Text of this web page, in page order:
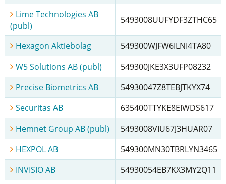
Lime Technologies AB
(publ)
5493008UUFYDF3ZTHC65
Hexagon Aktiebolag
549300WJFW6ILNI4TA80
W5 Solutions AB (publ)
549300JKE3X3UFP08232
Precise Biometrics AB
54930047Z8TEBJTKYX74
Securitas AB
635400TTYKE8EIWDS617
Hemnet Group AB (publ)
5493008VIU67J3HUAR07
HEXPOL AB
549300MN30TBRLYN3465
INVISIO AB
54930054EB7KX3MY2Q11